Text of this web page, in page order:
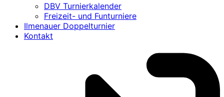
DBV Turnierkalender
Freizeit- und Funturniere
Ilmenauer Doppelturnier
Kontakt